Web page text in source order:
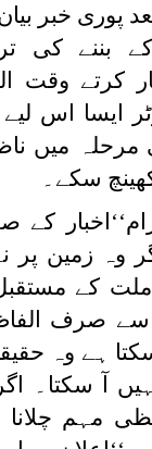
پوری خبر
بننے کی
کرتے وقت
ایسا اس
مرحلہ میں
سکے۔
وہ زمین پر
کے
صرف
ہے وہ
آ سکتا۔
مہم چلانا